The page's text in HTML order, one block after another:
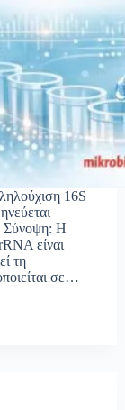
16S
Σύνοψη: Η
είναι
τη
σε…